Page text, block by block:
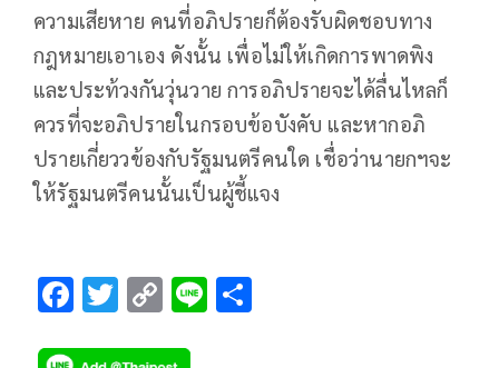
ความเสียหาย คนที่อภิปรายก็ต้องรับผิดชอบทาง
กฎหมายเอาเอง ดังนั้น เพื่อไม่ให้เกิดการพาดพิง
และประท้วงกันวุ่นวาย การอภิปรายจะได้ลื่นไหลก็
ควรที่จะอภิปรายในกรอบข้อบังคับ และหากอภิ
ปรายเกี่ยววข้องกับรัฐมนตรีคนใด เชื่อว่านายกฯจะ
ให้รัฐมนตรีคนนั้นเป็นผู้ชี้แจง
F T C Li